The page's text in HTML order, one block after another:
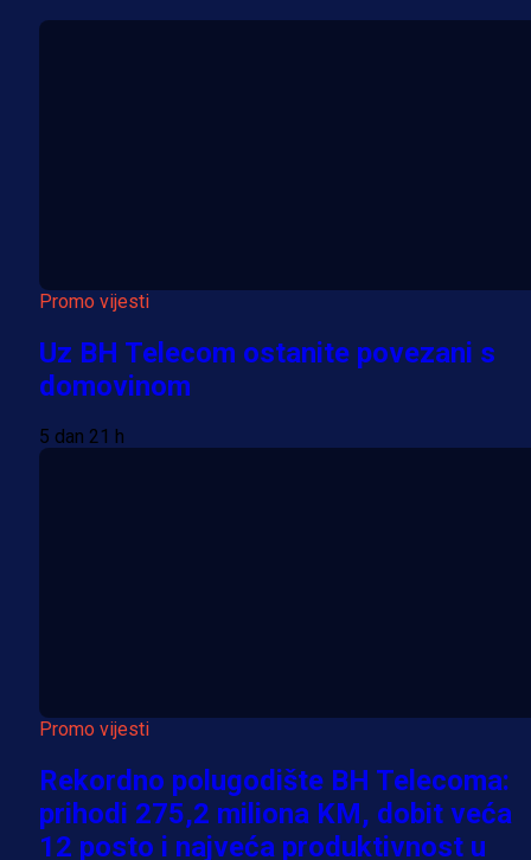
Promo vijesti
Uz BH Telecom ostanite povezani s
domovinom
5 dan 21 h
Promo vijesti
Rekordno polugodište BH Telecoma:
prihodi 275,2 miliona KM, dobit veća
12 posto i najveća produktivnost u